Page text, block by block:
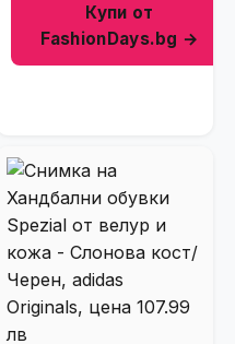
Купи от
FashionDays.bg →